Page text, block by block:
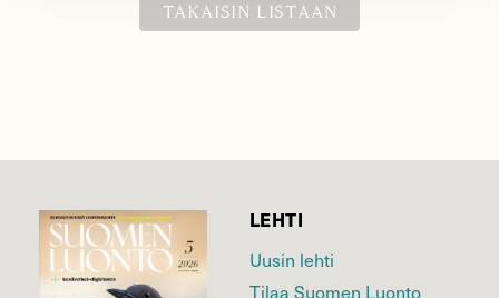
TAKAISIN LISTAAN
LEHTI
Uusin lehti
Tilaa Suomen Luonto